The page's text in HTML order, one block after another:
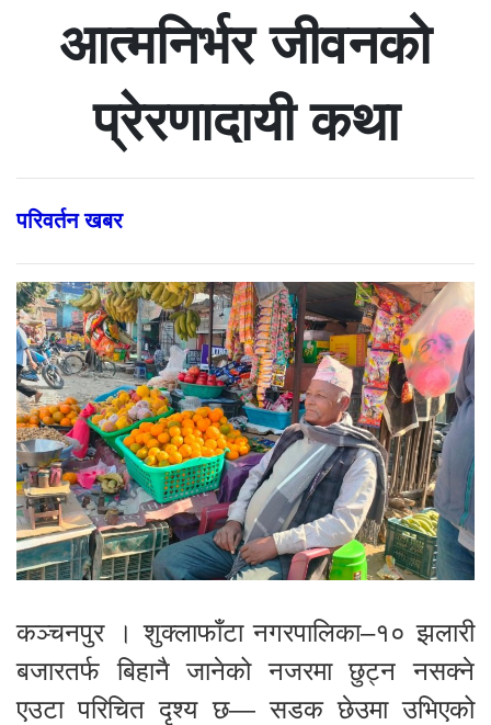
आत्मनिर्भर जीवनको
प्रेरणादायी कथा
परिवर्तन खबर
कञ्चनपुर । शुक्लाफाँटा नगरपालिका–१० झलारी
बजारतर्फ बिहानै जानेको नजरमा छुट्न नसक्ने
एउटा परिचित दृश्य छ— सडक छेउमा उभिएको